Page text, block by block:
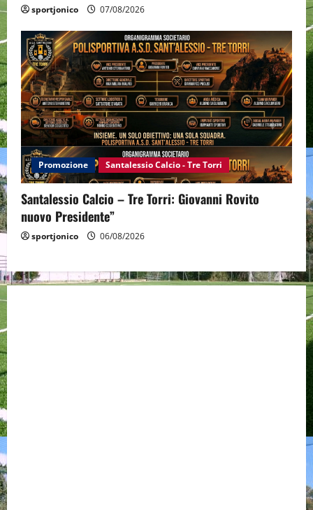
sportjonico 07/08/2026
Promozione Santalessio Calcio - Tre Torri
Santalessio Calcio – Tre Torri: Giovanni Rovito
nuovo Presidente”
sportjonico 06/08/2026